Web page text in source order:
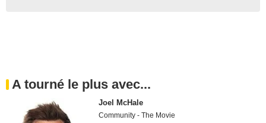
A tourné le plus avec...
Joel McHale
Community - The Movie